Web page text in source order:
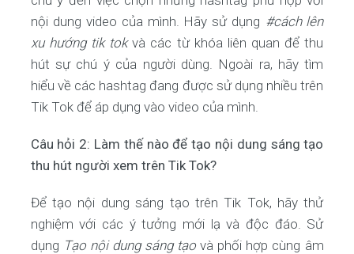
nội dung video của mình. Hãy sử dụng #cách lên
xu hướng tik tokvà các từ khóa liên quan để thu
hút sự chú ý của người dùng. Ngoài ra, hãy tìm
hiểu về các hashtag đang được sử dụng nhiều trên
Tik Tok để áp dụng vào video của mình.
Câu hỏi 2: Làm thế nào để tạo nội dung sáng tạo
thu hút người xem trên Tik Tok?
Để tạo nội dung sáng tạo trên Tik Tok, hãy thử
nghiệm với các ý tưởng mới lạ và độc đáo. Sử
dụng Tạo nội dung sáng tạo và phối hợp cùng âm